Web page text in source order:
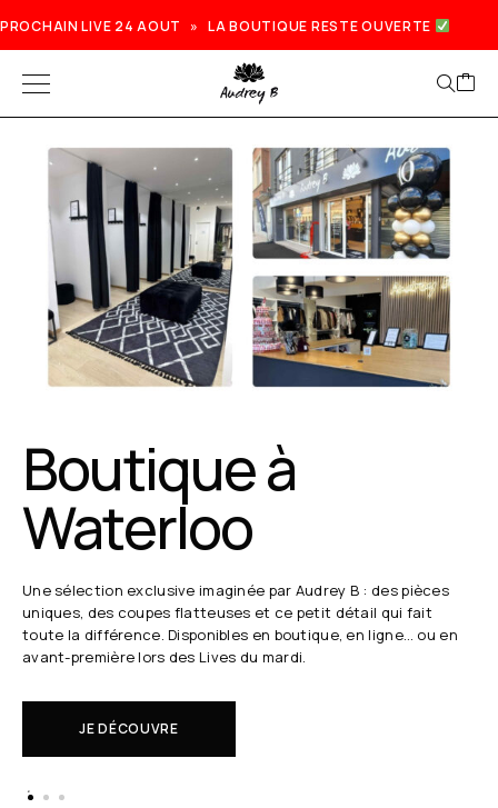
PROCHAIN LIVE 24 AOUT » LA BOUTIQUE RESTE OUVERTE
Boutique à
Waterloo
Une sélection exclusive imaginée par Audrey B : des pièces
uniques, des coupes flatteuses et ce petit détail qui fait
toute la différence. Disponibles en boutique, en ligne… ou en
avant-première lors des Lives du mardi.
JE DÉCOUVRE